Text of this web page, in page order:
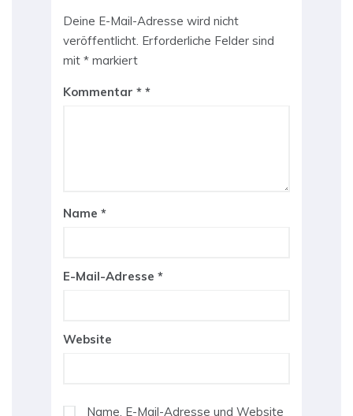
Deine E-Mail-Adresse wird nicht
veröffentlicht. Erforderliche Felder sind
mit * markiert
Kommentar *
Name *
E-Mail-Adresse *
Website
Name, E-Mail-Adresse und Website